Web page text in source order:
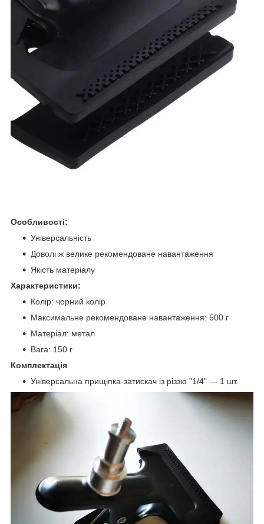
Особливості:
Універсальність
Доволі ж велике рекомендоване навантаження
Якість матеріалу
Характеристики:
Колір: чорний колір
Максимальне рекомендоване навантаження: 500 г
Матеріал: метал
Вага: 150 г
Комплектація
Універсальна прищіпка-затискач із різзю "1/4" — 1 шт.